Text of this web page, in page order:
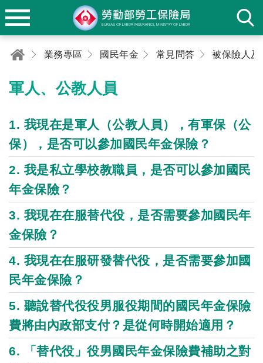
業務專區 國民年金 常見問答 被保險人及
軍人、公教人員
1. 我現在是軍人（公教人員），有軍保（公
保），是否可以參加國民年金保險？
2. 我是私立學校教職員，是否可以參加國民
年金保險？
3. 我現在在服替代役，是否需要參加國民年
金保險？
4. 我現在在服研發替代役，是否需要參加國
民年金保險？
5. 聽說替代役役男服役期間的國民年金保險
費將由內政部支付？是從何時開始適用？
6. 「替代役」役男國民年金保險費補助之對